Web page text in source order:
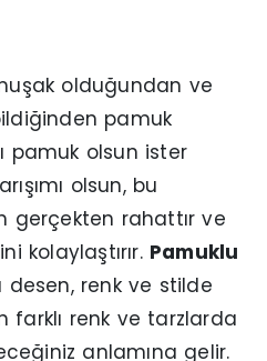
olduğundan ve
pamuk
pamuk olsun ister
olsun, bu
gerçekten rahattır ve
kolaylaştırır. Pamuklu
desen, renk ve stilde
farklı renk ve tarzlarda
anlamına gelir.